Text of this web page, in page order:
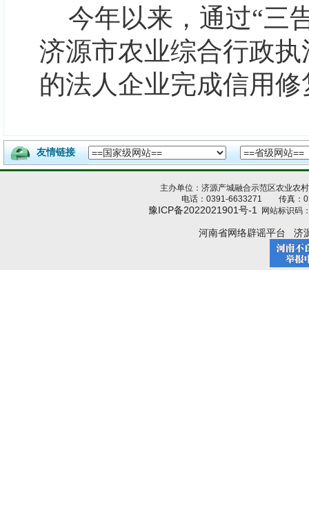
今年以来，通过“三
济源市农业综合行政执
的法人企业完成信用修
友情链接
主办单位：济源产城融合示范区农业
电话：0391-6633271 传真：
豫ICP备2022021901号-1 网站标识码
河南省网络辟谣平台 济